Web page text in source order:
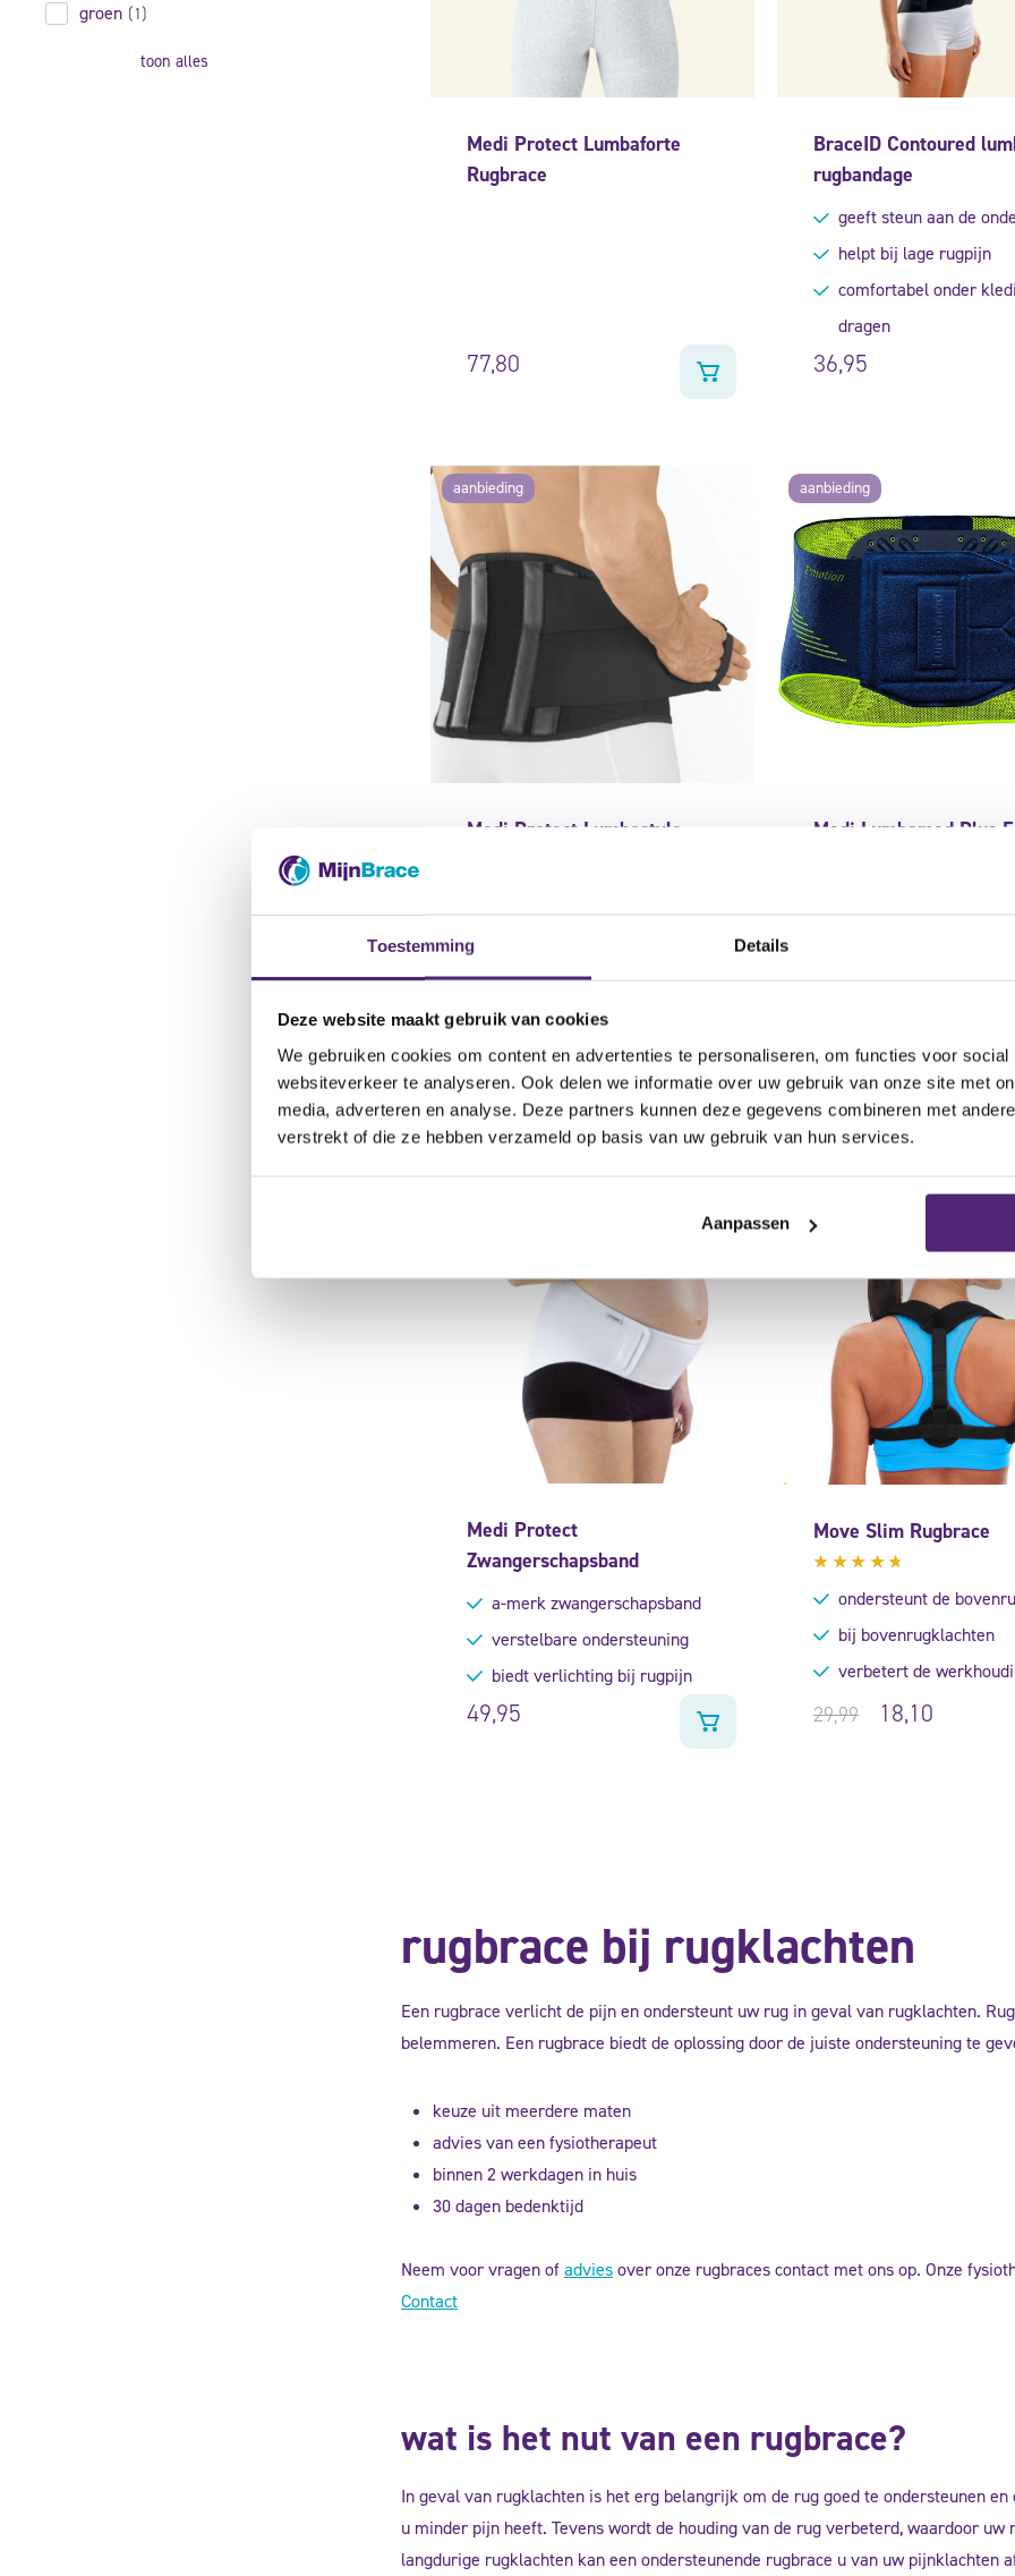
Toestemming Details
Deze website maakt gebruik van cookies
We gebruiken cookies om content en advertenties te personaliseren, om functies voor social
websiteverkeer te analyseren. Ook delen we informatie over uw gebruik van onze site met
media, adverteren en analyse. Deze partners kunnen deze gegevens combineren met
verstrekt of die ze hebben verzameld op basis van uw gebruik van hun services.
Aanpassen
Medi Protect Lumbaforte
Rugbrace
77,80
BraceID Contoured
rugbandage
geeft steun aan de
helpt bij lage rugpijn
comfortabel onder
dragen
36,95
aanbieding
Medi Protect Lumbostyle
lumbale slijtage
hoogwaardige kwaliteit
79,95 69,95
aanbieding
Medi Lumbamed Plus
Gewaardeerd
geschikt bij SI
168,90 112,50
Medi Protect
Zwangerschapsband
a-merk zwangerschapsband
verstelbare ondersteuning
biedt verlichting bij rugpijn
49,95
Move Slim Rugbrace
4.50ondersteunt de
bij bovenrugklachten
verbetert de
29,99 18,10
groen (1)
toon alles
rugbrace bij rugklachten
Een rugbrace verlicht de pijn en ondersteunt uw rug in geval van rugklachten.
belemmeren. Een rugbrace biedt de oplossing door de juiste ondersteuning te
keuze uit meerdere maten
advies van een fysiotherapeut
binnen 2 werkdagen in huis
30 dagen bedenktijd
Neem voor vragen ofadviesover onze rugbraces contact met ons op. Onze
Contact
wat is het nut van een rugbrace?
In geval van rugklachten is het erg belangrijk om de rug goed te ondersteunen
u minder pijn heeft. Tevens wordt de houding van de rug verbeterd, waardoor
langdurige rugklachten kan een ondersteunende rugbrace u van uw pijnklachten